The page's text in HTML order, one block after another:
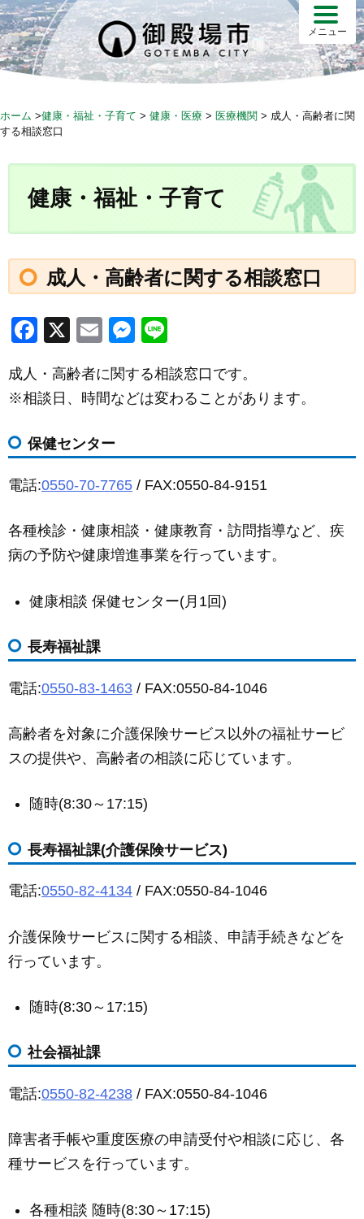
S
k
i
p
c
メニュー
ホーム >健康・福祉・子育て > 健康・医療 > 医療機関 > 成人・高齢者に関
する相談窓口
健康・福祉・子育て
成人・高齢者に関する相談窓口
F
c
e
b
o
o
X
E
ail
M
ss
e
g
er
e
成人・高齢者に関する相談窓口です。
※相談日、時間などは変わることがあります。
保健センター
電話:0550-70-7765 / FAX:0550-84-9151
各種検診・健康相談・健康教育・訪問指導など、疾
病の予防や健康増進事業を行っています。
健康相談 保健センター(月1回)
長寿福祉課
電話:0550-83-1463 / FAX:0550-84-1046
高齢者を対象に介護保険サービス以外の福祉サービ
スの提供や、高齢者の相談に応じています。
随時(8:30～17:15)
長寿福祉課(介護保険サービス)
電話:0550-82-4134 / FAX:0550-84-1046
介護保険サービスに関する相談、申請手続きなどを
行っています。
随時(8:30～17:15)
社会福祉課
電話:0550-82-4238 / FAX:0550-84-1046
障害者手帳や重度医療の申請受付や相談に応じ、各
種サービスを行っています。
各種相談 随時(8:30～17:15)